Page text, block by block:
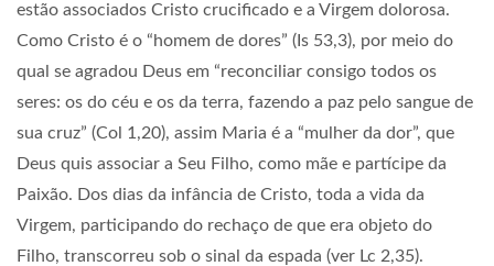
estão associados Cristo crucificado e a Virgem dolorosa.
Como Cristo é o “homem de dores” (Is 53,3), por meio do
qual se agradou Deus em “reconciliar consigo todos os
seres: os do céu e os da terra, fazendo a paz pelo sangue de
sua cruz” (Col 1,20), assim Maria é a “mulher da dor”, que
Deus quis associar a Seu Filho, como mãe e partícipe da
Paixão. Dos dias da infância de Cristo, toda a vida da
Virgem, participando do rechaço de que era objeto do
Filho, transcorreu sob o sinal da espada (ver Lc 2,35).